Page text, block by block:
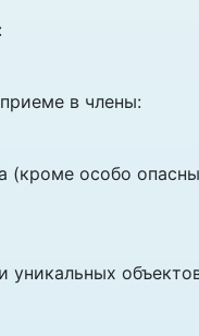
в члены:
(кроме особо